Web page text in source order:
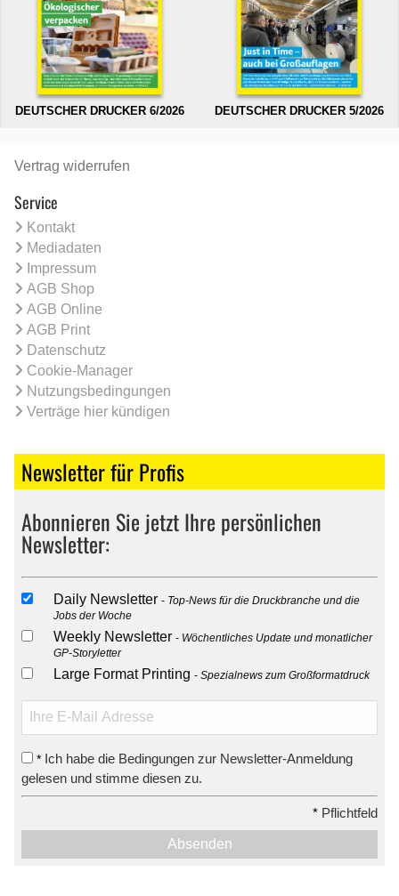
DEUTSCHER DRUCKER 6/2026 DEUTSCHER DRUCKER 5/2026
Vertrag widerrufen
Service
Kontakt
Mediadaten
Impressum
AGB Shop
AGB Online
AGB Print
Datenschutz
Cookie-Manager
Nutzungsbedingungen
Verträge hier kündigen
Newsletter für Profis
Abonnieren Sie jetzt Ihre persönlichen
Newsletter:
Daily Newsletter
Top-News für die Druckbranche und die
Jobs der Woche
Weekly Newsletter
Wöchentliches Update und monatlicher
GP-Storyletter
Large Format Printing Spezialnews zum Großformatdruck
* Ich habe die Bedingungen zur Newsletter-Anmeldung
gelesen und stimme diesen zu.
* Pflichtfeld
Absenden